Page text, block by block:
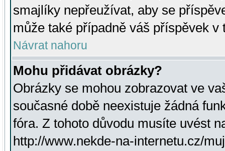
smajlíky nepřeužívat, aby se
může také případně váš příspěvek v
Návrat nahoru
Mohu přidávat obrázky?
Obrázky se mohou zobrazovat ve
současné době neexistuje žádná
fóra. Z tohoto důvodu musíte uvést
http://www.nekde-na-internetu.cz/